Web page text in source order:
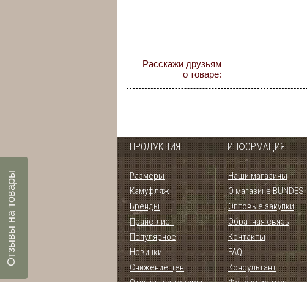
Расскажи друзьям
о товаре:
ПРОДУКЦИЯ ИНФОРМАЦИЯ
Размеры
Камуфляж
Бренды
Прайс-лист
Популярное
Новинки
Снижение цен
Наши магазины
О магазине BUNDES
Оптовые закупки
Обратная связь
Контакты
FAQ
Консультант
Отзывы на товары